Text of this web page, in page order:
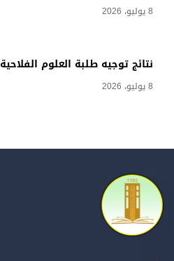
8 يوليو، 2026
نتائج توجيه طلبة العلوم الفلاحية 2027 / 2026
8 يوليو، 2026